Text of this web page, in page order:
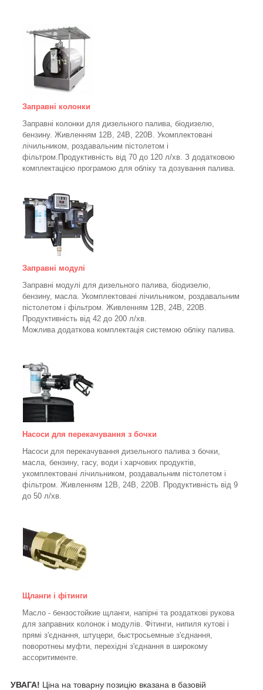
Заправні колонки
Заправні колонки для дизельного палива, біодизелю,
бензину. Живленням 12В, 24В, 220В. Укомплектовані
лічильником, роздавальним пістолетом і
фільтром. Продуктивність від 70 до 120 л/хв. З додатковою
комплектацією програмою для обліку та дозування палива.
Заправні модулі
Заправні модулі для дизельного палива, біодизелю,
бензину, масла. Укомплектовані лічильником, роздавальним
пістолетом і фільтром. Живленням 12В, 24В, 220В.
Продуктивність від 42 до 200 л/хв.
Можлива додаткова комплектація системою обліку палива.
Насоси для перекачування з бочки
Насоси для перекачування дизельного палива з бочки,
масла, бензину, гасу, води і харчових продуктів,
укомплектовані лічильником, роздавальним пістолетом і
фільтром. Живленням 12В, 24В, 220В. Продуктивність від 9
до 50 л/хв.
Щланги і фітинги
Масло - бензостойкие щланги, напірні та роздаткові рукова
для заправних колонок і модулів. Фітинги, нипиля кутові і
прямі з'єднання, штуцери, быстросьемные з'єднання,
поворотнеы муфти, перехідні з'єднання в широкому
ассоритименте.
УВАГА! Ціна на товарну позицію вказана в базовій